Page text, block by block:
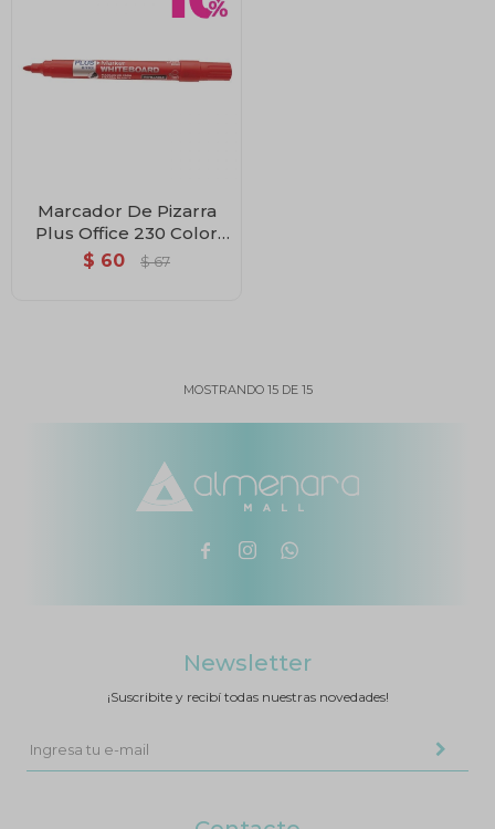
Marcador De Pizarra
Plus Office 230 Color
Rojo
$ 60 $ 67
MOSTRANDO 15DE 15
  
Newsletter
¡Suscribite y recibí todas nuestras novedades!